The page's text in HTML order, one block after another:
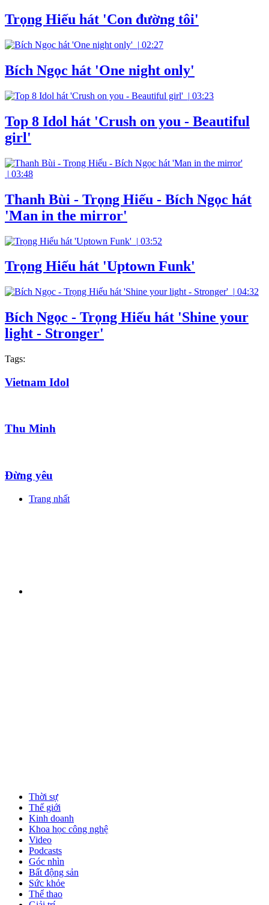
Trọng Hiếu hát 'Con đường tôi'
| 02:27
Bích Ngọc hát 'One night only'
| 03:23
Top 8 Idol hát 'Crush on you - Beautiful
girl'
| 03:48
Thanh Bùi - Trọng Hiếu - Bích Ngọc hát
'Man in the mirror'
| 03:52
Trọng Hiếu hát 'Uptown Funk'
| 04:32
Bích Ngọc - Trọng Hiếu hát 'Shine your
light - Stronger'
Tags:
Vietnam Idol
Thu Minh
Đừng yêu
Trang nhất
Thời sự
Thế giới
Kinh doanh
Khoa học công nghệ
Video
Podcasts
Góc nhìn
Bất động sản
Sức khỏe
Thể thao